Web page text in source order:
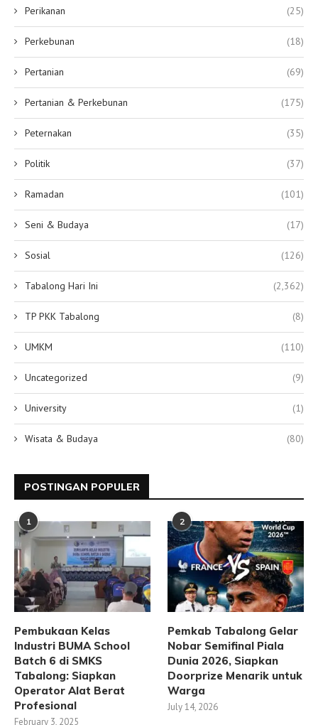
Perikanan (25)
Perkebunan (18)
Pertanian (69)
Pertanian & Perkebunan (175)
Peternakan (35)
Politik (37)
Ramadan (101)
Seni & Budaya (17)
Sosial (126)
Tabalong Hari Ini (2,362)
TP PKK Tabalong (8)
UMKM (110)
Uncategorized (9)
University (1)
Wisata & Budaya (80)
POSTINGAN POPULER
1
Pembukaan Kelas
Industri BUMA School
Batch 6 di SMKS
Tabalong: Siapkan
Operator Alat Berat
Profesional
February 3, 2025
2
Pemkab Tabalong Gelar
Nobar Semifinal Piala
Dunia 2026, Siapkan
Doorprize Menarik untuk
Warga
July 14, 2026